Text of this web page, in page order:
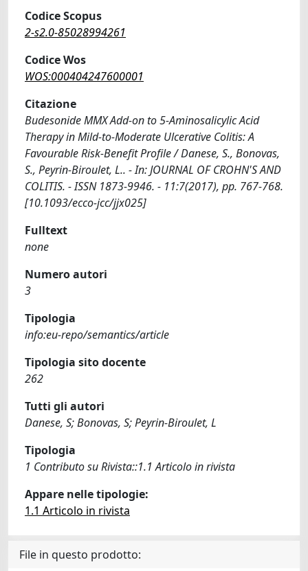
Codice Scopus
2-s2.0-85028994261
Codice Wos
WOS:000404247600001
Citazione
Budesonide MMX Add-on to 5-Aminosalicylic Acid
Therapy in Mild-to-Moderate Ulcerative Colitis: A
Favourable Risk-Benefit Profile / Danese, S., Bonovas,
S., Peyrin-Biroulet, L.. - In: JOURNAL OF CROHN'S AND
COLITIS. - ISSN 1873-9946. - 11:7(2017), pp. 767-768.
[10.1093/ecco-jcc/jjx025]
Fulltext
none
Numero autori
3
Tipologia
info:eu-repo/semantics/article
Tipologia sito docente
262
Tutti gli autori
Danese, S; Bonovas, S; Peyrin-Biroulet, L
Tipologia
1 Contributo su Rivista::1.1 Articolo in rivista
Appare nelle tipologie:
1.1 Articolo in rivista
File in questo prodotto: